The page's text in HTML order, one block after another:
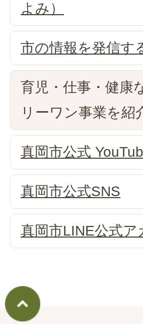
よみ）
市の情報を発信す
育児・仕事・健康
リーワン事業を紹
真岡市公式
真岡市公式SNS
真岡市LINE公式